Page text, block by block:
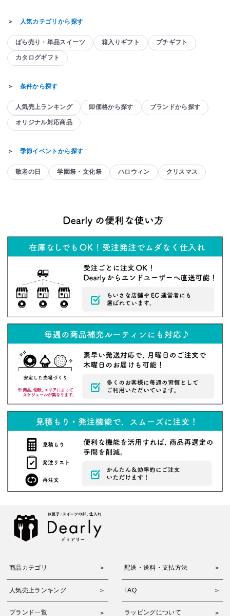
＞ 人気カテゴリから探す
ばら売り・単品スイーツ 箱入りギフト プチギフト
カタログギフト
＞ 条件から探す
人気売上ランキング 卸価格から探す ブランドから探す
オリジナル対応商品
＞ 季節イベントから探す
敬老の日 学園祭・文化祭 ハロウィン クリスマス
商品カテゴリ 配送・送料・支払方法
人気売上ランキング FAQ
ブランド一覧 ラッピングについて